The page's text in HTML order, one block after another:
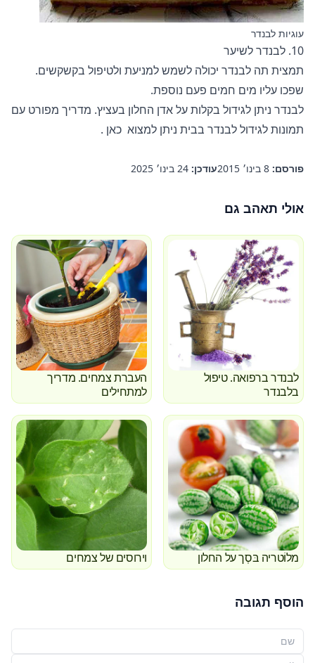
עוגיות לבנדר
10. לבנדר לשיער
תמצית תה לבנדר יכולה לשמש למניעת ולטיפול בקשקשים.
שפכו עליו מים חמים פעם נוספת.
לבנדר ניתן לגידול בקלות על אדן החלון בעציץ. מדריך מפורט עם
תמונות לגידול לבנדר בבית ניתן למצוא כאן .
פורסם: 8 בינו׳ 2015 עודכן: 24 בינו׳ 2025
אולי תאהב גם
לבנדר ברפואה. טיפול
בלבנדר
העברת צמחים. מדריך
למתחילים
מלוֹטריה בּסְך ‏על החלון וירוסים של צמחים
הוסף תגובה
שמך